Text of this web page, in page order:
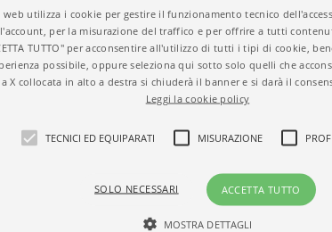
SFOGLIA LE PRIME PAGINE
Uno
ISBN
Jamie
Collana
utilizza i cookie per gestire il funzionamento tecnico
per la misurazione del traffico e per offrire a tutti
TUTTO" per acconsentire all'utilizzo di tutti i tipi di cookie,
possibile, oppure seleziona qui sotto solo quelli che
X collocata in alto a destra si chiuderà il banner e si darà il
Leggi la cookie policy
TECNICI ED EQUIPARATI MISURAZIONE
ACCETTA TUTTO
SOLO NECESSARI
MOSTRA DETTAGLI